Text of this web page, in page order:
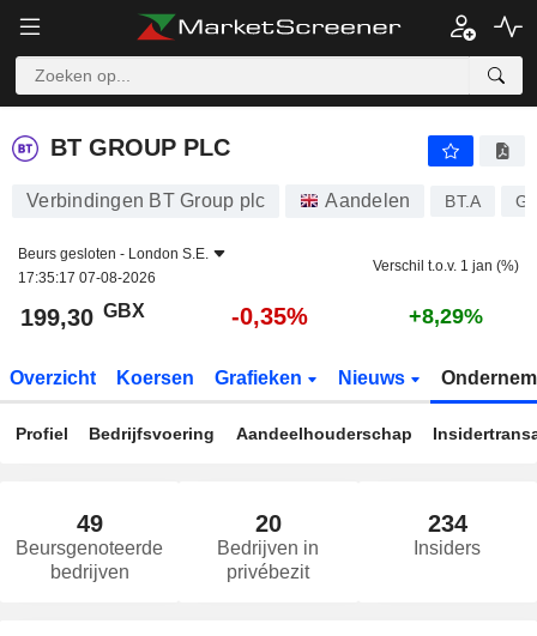
BT GROUP PLC
BT GROUP PLC
Verbindingen BT Group plc Aandelen BT.A
Beurs gesloten - London S.E.
17:35:17 07-08-2026
Verschil t.o.v. 1 jan (%)
199,30 GBX -0,35% +8,29%
Overzicht Koersen Grafieken Nieuws
Profiel Bedrijfsvoering Aandeelhouderschap
49
Beursgenoteerde
bedrijven
20
Bedrijven in
privébezit
234
Insiders